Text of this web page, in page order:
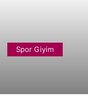
Spor Giyim